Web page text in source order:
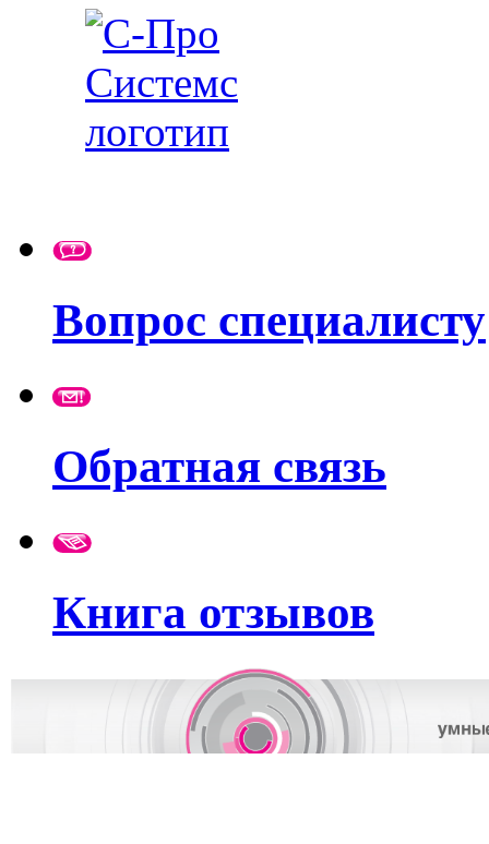
Вопрос специалисту
Обратная связь
Книга отзывов